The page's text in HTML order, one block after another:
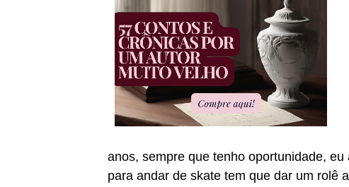
anos, sempre que tenho oportunidade,
para andar de skate tem que dar um rolê